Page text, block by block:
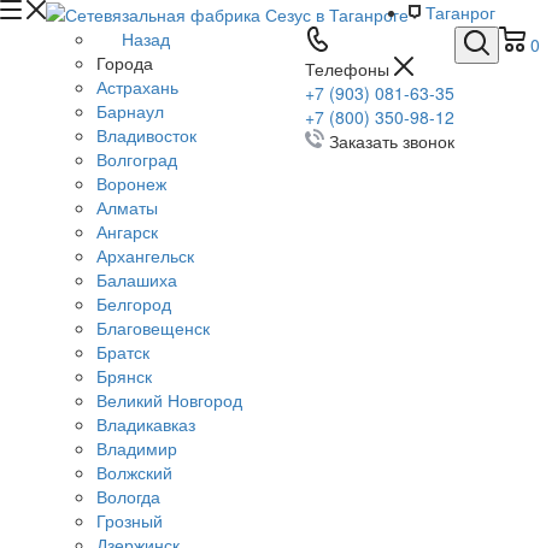
0
Телефоны
+7 (903) 081-63-35
+7 (800) 350-98-12
Заказать звонок
Таганрог
Назад
Города
Астрахань
Барнаул
Владивосток
Волгоград
Воронеж
Алматы
Ангарск
Архангельск
Балашиха
Белгород
Благовещенск
Братск
Брянск
Великий Новгород
Владикавказ
Владимир
Волжский
Вологда
Грозный